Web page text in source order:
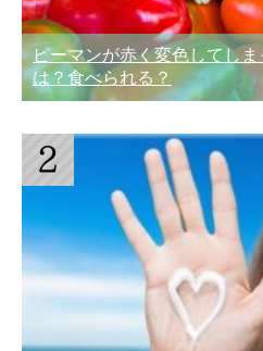
ピーマンが赤く変色してし
は？食べられる？